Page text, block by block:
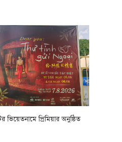
ভিয়েতনামে প্রিমিয়ার অনুষ্ঠিত